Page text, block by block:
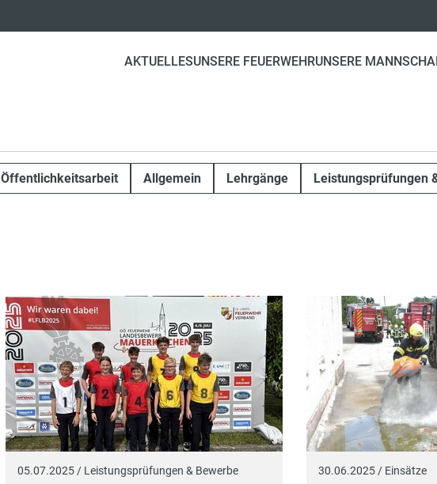
AKTUELLESUNSERE FEUERWEHRUNSERE
Öffentlichkeitsarbeit Allgemein Lehrgänge Leistungsprüfungen
05.07.2025 / Leistungsprüfungen & Bewerbe 30.06.2025 / Einsätze